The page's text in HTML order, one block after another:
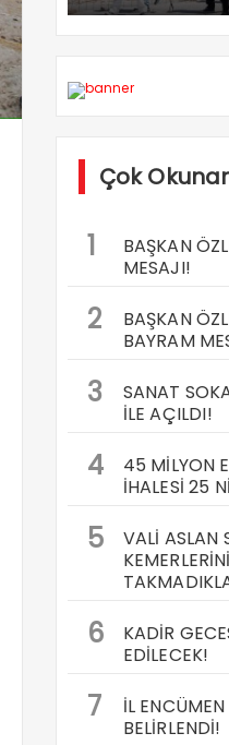
GAZ!
Çok
1
BAŞKAN
MESAJI!
2
BAŞKAN
BAYRAM
3
SANAT
İLE AÇILDI!
4
45 MİLYON
İHALESİ 25
5
VALİ ASLAN
6
KADİR
EDİLECEK!
7
İL
BELİRLENDİ!